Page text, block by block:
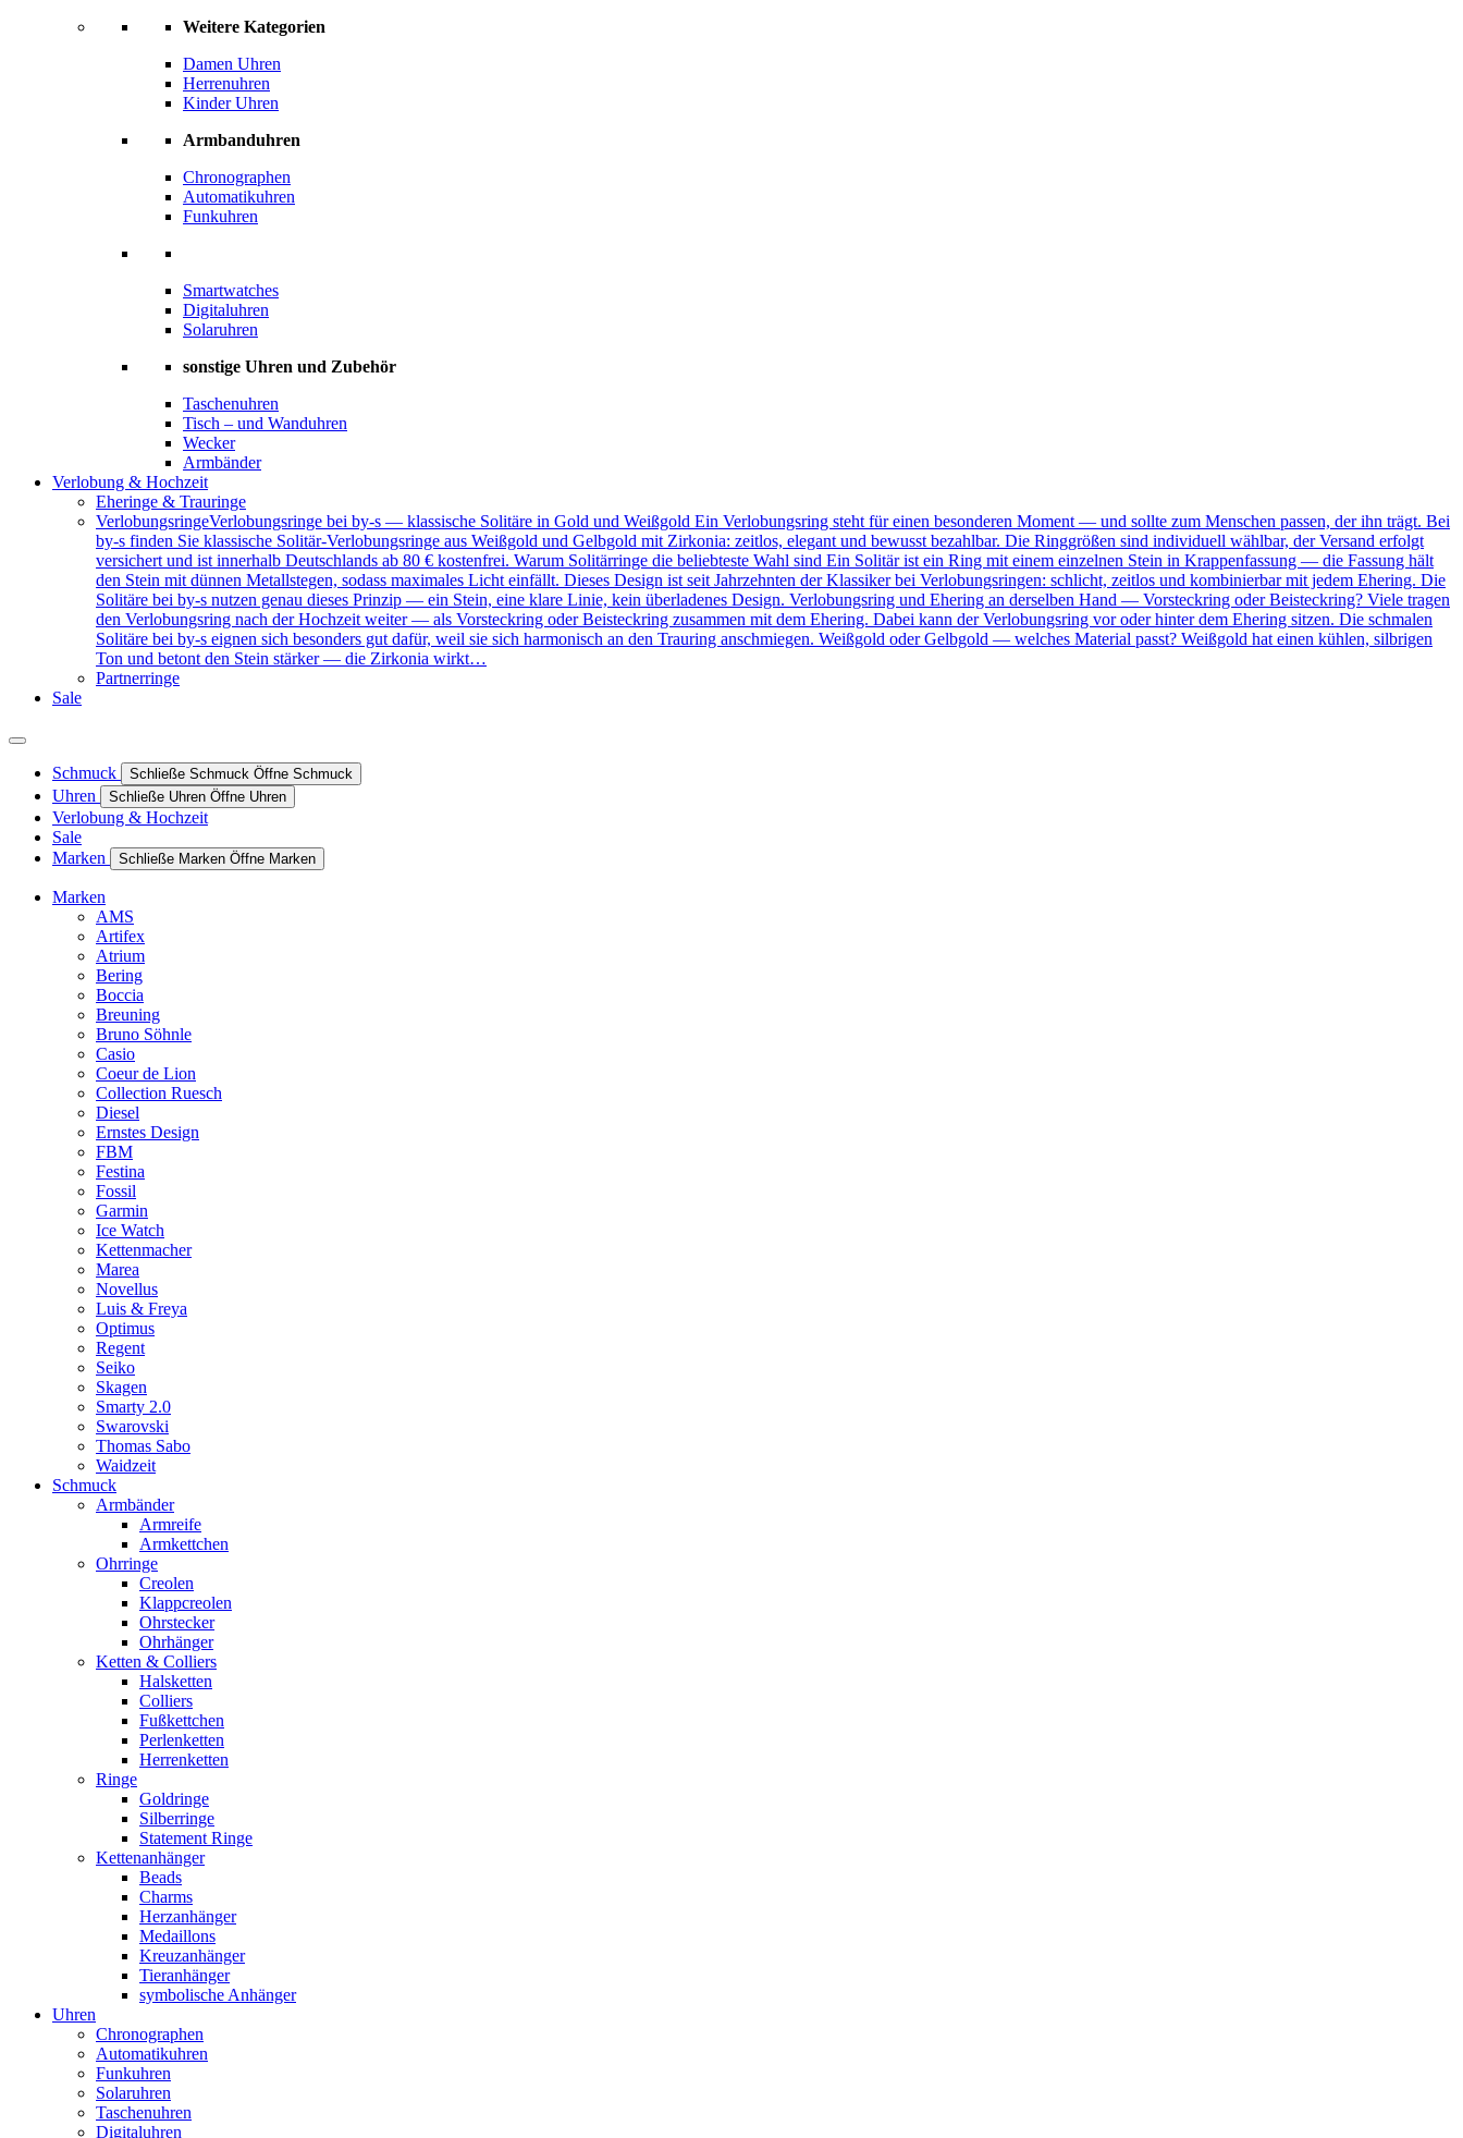
Weitere Kategorien
Damen Uhren
Herrenuhren
Kinder Uhren
Armbanduhren
Chronographen
Automatikuhren
Funkuhren
Smartwatches
Digitaluhren
Solaruhren
sonstige Uhren und Zubehör
Taschenuhren
Tisch – und Wanduhren
Wecker
Armbänder
Verlobung & Hochzeit
Eheringe & Trauringe
VerlobungsringeVerlobungsringe bei by-s — klassische Solitäre in Gold und Weißgold Ein Verlobungsring steht für einen besonderen Moment — und sollte zum Menschen passen, der ihn trägt. Bei
by-s finden Sie klassische Solitär-Verlobungsringe aus Weißgold und Gelbgold mit Zirkonia: zeitlos, elegant und bewusst bezahlbar. Die Ringgrößen sind individuell wählbar, der Versand erfolgt
versichert und ist innerhalb Deutschlands ab 80 € kostenfrei. Warum Solitärringe die beliebteste Wahl sind Ein Solitär ist ein Ring mit einem einzelnen Stein in Krappenfassung — die Fassung hält
den Stein mit dünnen Metallstegen, sodass maximales Licht einfällt. Dieses Design ist seit Jahrzehnten der Klassiker bei Verlobungsringen: schlicht, zeitlos und kombinierbar mit jedem Ehering. Die
Solitäre bei by-s nutzen genau dieses Prinzip — ein Stein, eine klare Linie, kein überladenes Design. Verlobungsring und Ehering an derselben Hand — Vorsteckring oder Beisteckring? Viele tragen
den Verlobungsring nach der Hochzeit weiter — als Vorsteckring oder Beisteckring zusammen mit dem Ehering. Dabei kann der Verlobungsring vor oder hinter dem Ehering sitzen. Die schmalen
Solitäre bei by-s eignen sich besonders gut dafür, weil sie sich harmonisch an den Trauring anschmiegen. Weißgold oder Gelbgold — welches Material passt? Weißgold hat einen kühlen, silbrigen
Ton und betont den Stein stärker — die Zirkonia wirkt…
Partnerringe
Sale
Schmuck Schließe Schmuck Öffne Schmuck
Uhren Schließe Uhren Öffne Uhren
Verlobung & Hochzeit
Sale
Marken
Schließe Marken Öffne Marken
Marken
AMS
Artifex
Atrium
Bering
Boccia
Breuning
Bruno Söhnle
Casio
Coeur de Lion
Collection Ruesch
Diesel
Ernstes Design
FBM
Festina
Fossil
Garmin
Ice Watch
Kettenmacher
Marea
Novellus
Luis & Freya
Optimus
Regent
Seiko
Skagen
Smarty 2.0
Swarovski
Thomas Sabo
Waidzeit
Schmuck
Armbänder
Armreife
Armkettchen
Ohrringe
Creolen
Klappcreolen
Ohrstecker
Ohrhänger
Ketten & Colliers
Halsketten
Colliers
Fußkettchen
Perlenketten
Herrenketten
Ringe
Goldringe
Silberringe
Statement Ringe
Kettenanhänger
Beads
Charms
Herzanhänger
Medaillons
Kreuzanhänger
Tieranhänger
symbolische Anhänger
Uhren
Chronographen
Automatikuhren
Funkuhren
Solaruhren
Taschenuhren
Digitaluhren